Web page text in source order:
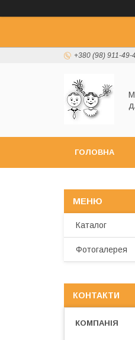
+380 (98) 911-49-
ГОЛОВНА
Каталог
Фотогалерея
КОНТАКТИ